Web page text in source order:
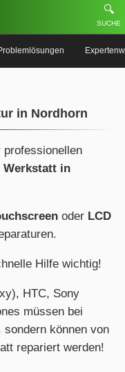
🔍
SUCHE
in Nordhorn
professionellen
Werkstatt in
oder LCD
Hilfe wichtig!
HTC, Sony
müssen bei
können von
repariert werden!